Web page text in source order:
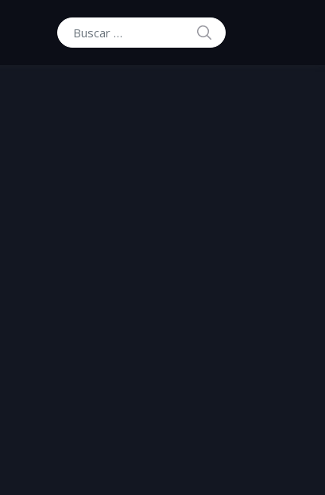
Buscar por:
BUSCAR